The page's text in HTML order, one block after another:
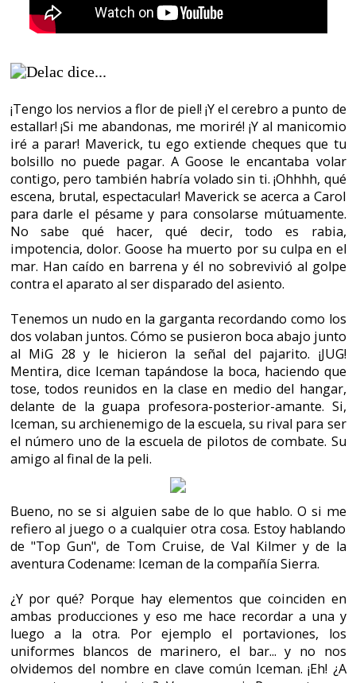
contigo, pero también habría volado sin ti. ¡Ohhhh, qué
escena, brutal, espectacular! Maverick se acerca a Carol
para darle el pésame y para consolarse mútuamente.
impotencia, dolor. Goose ha muerto por su culpa en el
mar. Han caído en barrena y él no sobrevivió al golpe
Tenemos un nudo en la garganta recordando como los
dos volaban juntos. Cómo se pusieron boca abajo junto
al MiG 28 y le hicieron la señal del pajarito. ¡JUG!
Mentira, dice Iceman tapándose la boca, haciendo que
tose, todos reunidos en la clase en medio del hangar,
delante de la guapa profesora-posterior-amante. Si,
Iceman, su archienemigo de la escuela, su rival para ser
el número uno de la escuela de pilotos de combate. Su
amigo al final de la peli.
Bueno, no se si alguien sabe de lo que hablo. O si me
refiero al juego o a cualquier otra cosa. Estoy hablando
aventura Codename: Iceman de la compañía Sierra.
¿Y por qué? Porque hay elementos que coinciden en
ambas producciones y eso me hace recordar a una y
luego a la otra. Por ejemplo el portaviones, los
uniformes blancos de marinero, el bar... y no nos
olvidemos del nombre en clave común Iceman. ¡Eh! ¿A
que estoy en lo cierto? Ves como si. Pues entonces
imagínate todo eso, el bar, el uniforme blanco, Tom
Cruise y cantemos juntos a la guapa Charlie (no es un
hombre): "¡Ella ha perdido la emoción del amor!"
¡Y luego recordemos que resulta que es su maestra! ¡Su
instructora! ¡Y luego recordemos que muere Goose y
que todo su mundo se viene abajo, y se vuelve loco
dando vueltas con esa super moto de los 80. Y luego
recordemos la canción y la escena de amor.
Iceman veo Top Gun. O no... Porque también me
recuerda a alguna peli de Bond, de espías, con aquel
aparato-ventilador que utilizaba para desplazarse
buceando bajo el mar. Luchando contra los árabes, los
turbantes... Y más.
En cuanto a la aventura es un poco chunga. Y, por